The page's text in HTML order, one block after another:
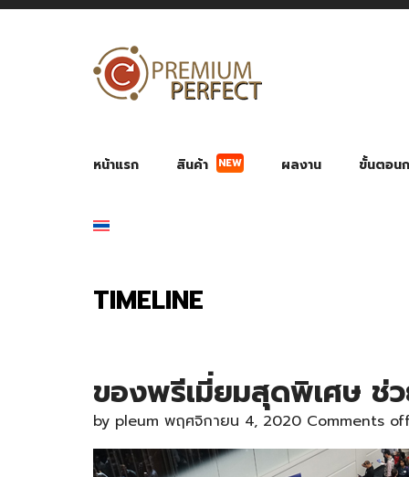
หน้าแรก สินค้า NEW ผลงาน ขั้นตอน
TIMELINE
ของพรีเมี่ยมสุดพิเศษ ช่ว
by pleum พฤศจิกายน 4, 2020 Comments